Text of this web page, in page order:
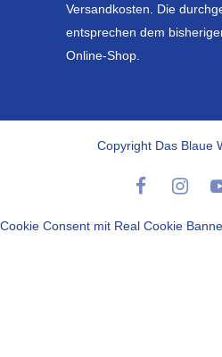
Versandkosten. Die
entsprechen dem
Online-Shop.
Copyright Das Blaue
Cookie Consent mit Real Cookie